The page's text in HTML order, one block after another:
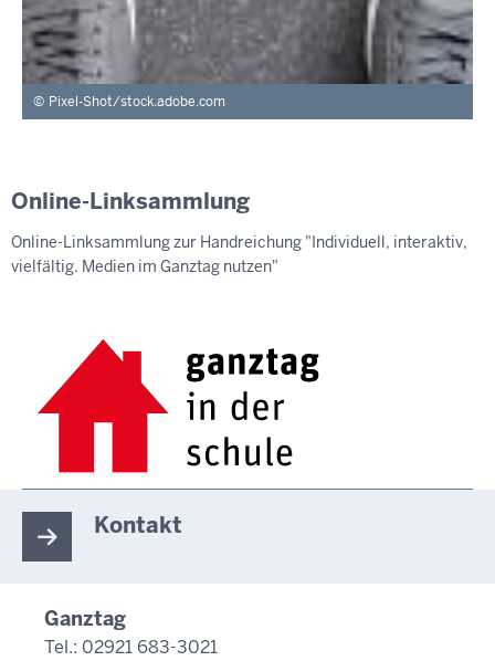
Pixel-Shot/stock.adobe.com
Online-Linksammlung
Online-Linksammlung zur Handreichung "Individuell, interaktiv,
vielfältig. Medien im Ganztag nutzen"
Kontakt
Ganztag
Tel.: 02921 683-3021